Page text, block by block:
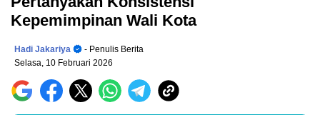
Kepemimpinan Wali Kota
Hadi Jakariya
- Penulis Berita
Selasa, 10 Februari 2026